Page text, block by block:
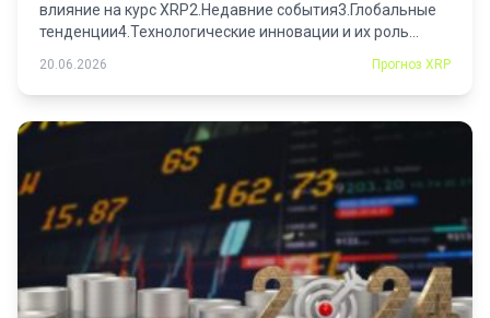
влияние на курс XRP2.Недавние события3.Глобальные
тенденции4.Технологические инновации и их роль...
20.06.2026 Прогноз XRP